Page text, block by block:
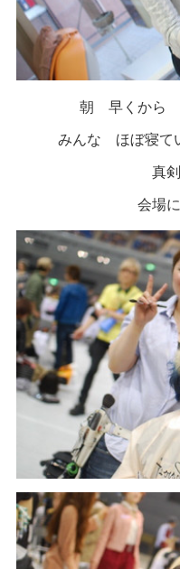
朝 早くから
みんな ほぼ寝て
真
会場